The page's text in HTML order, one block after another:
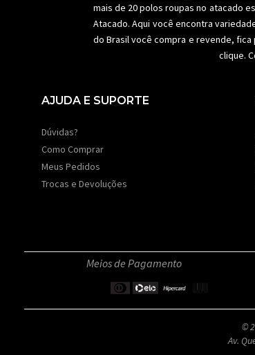
mais de 20 polos roupas no atacado
Atacado. Aqui você encontra
do Brasil você compra e revende,
clique.
AJUDA E SUPORTE
Dúvidas?
Como Comprar
Meus Pedidos
Trocas e Devoluções
Meios de Pagamento
©
Av.